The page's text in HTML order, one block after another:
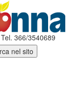
366/3540689